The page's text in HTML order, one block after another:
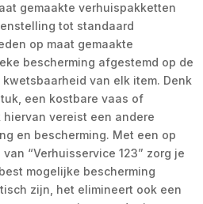
gemaakte verhuispakketten
tot standaard
op maat gemaakte
bescherming afgestemd op de
van elk item. Denk
een kostbare vaas of
vereist een andere
en bescherming. Met een op
“Verhuisservice 123” zorg je
mogelijke bescherming
zijn, het elimineert ook een